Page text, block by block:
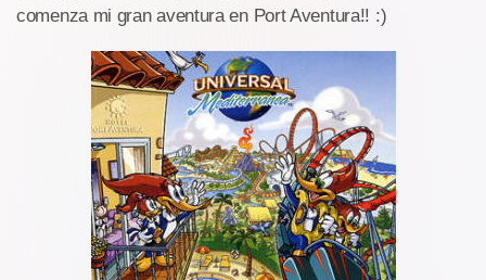
comenza mi gran aventura en Port Aventura!! :)